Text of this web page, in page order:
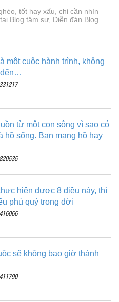
tốt hay xấu, chỉ cần nhìn
Blog tâm sự, Diễn đàn Blog
một cuộc hành trình, không
đến…
từ một con sông vì sao có
hồ sống. Bạn mang hồ hay
hiện được 8 điều này, thì
phú quý trong đời
sẽ không bao giờ thành